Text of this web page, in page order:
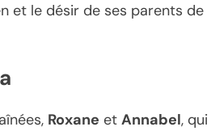
et le désir de ses parents de
Roxane et Annabel, qui